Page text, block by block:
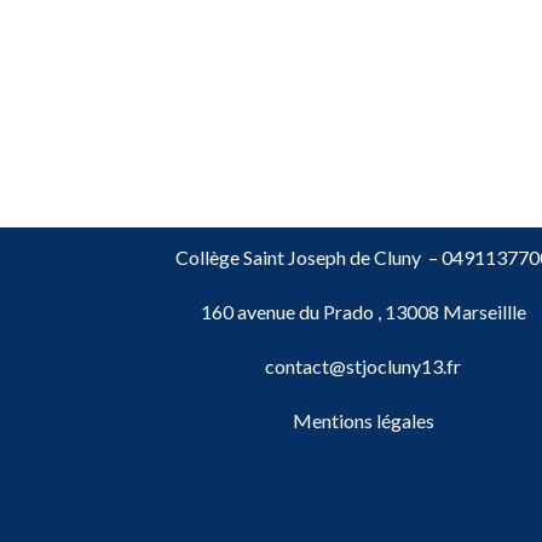
Collège Saint Joseph de Cluny –
160 avenue du Prado , 13008 Marseillle
contact@stjocluny13.fr
Mentions légales